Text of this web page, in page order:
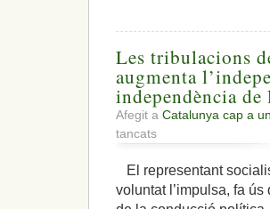
Les tribulacions
augmenta
independència de
Afegit a Catalunya cap a
tancats
Les
del
representant
Iceta,
El representant
voluntat l’impulsa, fa